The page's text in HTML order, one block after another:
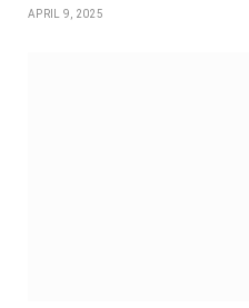
APRIL 9, 2025